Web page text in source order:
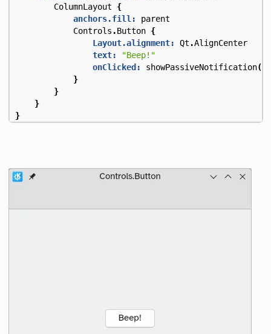
ColumnLayout
{
anchors.fill:
parent
Controls .Button {
Layout.alignment:
Qt .AlignCenter
text:
"Beep!"
onClicked:
showPassiveNotification(
}
}
}
}